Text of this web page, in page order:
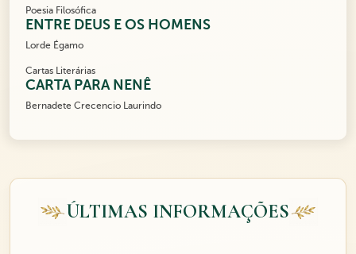
Poesia Filosófica
ENTRE DEUS E OS HOMENS
Lorde Égamo
Cartas Literárias
CARTA PARA NENÊ
Bernadete Crecencio Laurindo
ÚLTIMAS INFORMAÇÕES